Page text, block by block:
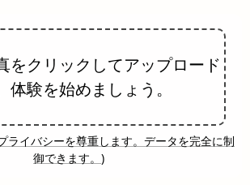
をクリックしてアップロード
体験を始めましょう。
ライバシーを尊重します。データを完全に制
御できます。 )